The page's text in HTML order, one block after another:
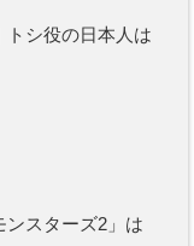
トシ役の日本人は
ンスターズ2」は